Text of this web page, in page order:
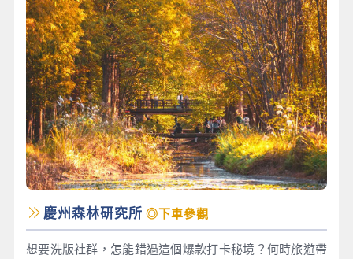
慶州森林研究所 ◎下車參觀
想要洗版社群，怎能錯過這個爆款打卡秘境？何時旅遊帶